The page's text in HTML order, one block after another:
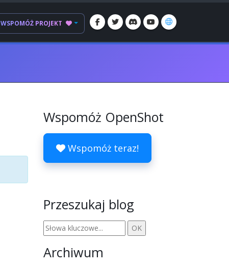
WSPOMÓŻ PROJEKT
Wspomóż OpenShot
Wspomóż teraz!
Przeszukaj blog
Archiwum